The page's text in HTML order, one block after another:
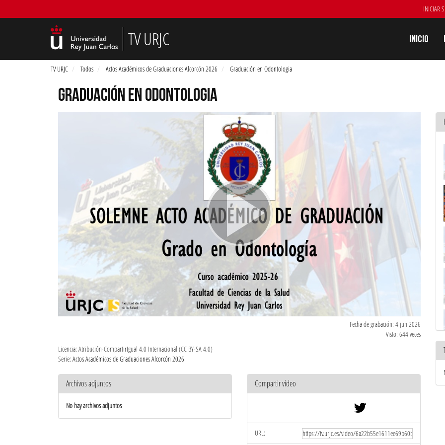
INICIAR
TV URJC Inicio
TV URJC Todos Actos Académicos de Graduaciones Alcorcón 2026 Graduación en Odontologia
GRADUACIÓN EN ODONTOLOGIA
Fecha de grabación: 4 jun 2026
Visto: 644 veces
Licencia: Atribución-CompartirIgual 4.0 Internacional (CC BY-SA 4.0)
Serie: Actos Académicos de Graduaciones Alcorcón 2026
Archivos adjuntos
No hay archivos adjuntos
Compartir vídeo
URL: